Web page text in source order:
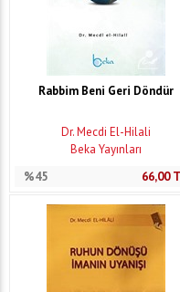
Rabbim Beni Geri Döndür
Dr. Mecdi El-Hilali
Beka Yayınları
%45
66,00